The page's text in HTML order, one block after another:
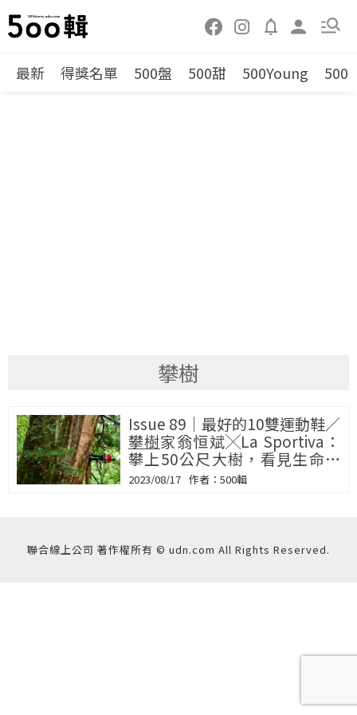
最新 得獎名單 500盤 500甜 500Young 500
攀樹
Issue 89｜最好的10雙運動鞋／
攀樹家翁恒斌╳La Sportiva：
攀上50公尺大樹，看見生命的
寬闊風景
2023/08/17 500輯
聯合線上公司 著作權所有 © udn.com All Rights Reserved.